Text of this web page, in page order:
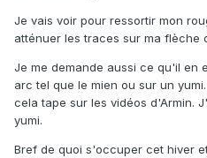
Je vais voir pour ressortir mon
atténuer les traces sur ma flèche
Je me demande aussi ce qu'il en
arc tel que le mien ou sur un
cela tape sur les vidéos d'Armin.
yumi.
Bref de quoi s'occuper cet hiver